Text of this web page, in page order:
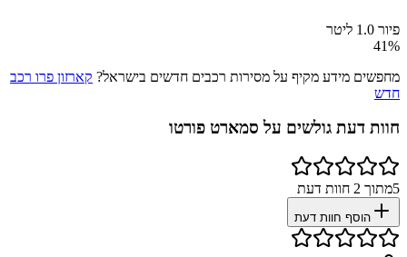
פיור 1.0 ליטר
41%
מחפשים מידע מקיף על מסירות רכבים חדשים בישראל? קארזון פרו רכב
חדש
חוות דעת גולשים על סמארט פורטו
5מתוך 2 חוות דעת
הוסף חוות דעת